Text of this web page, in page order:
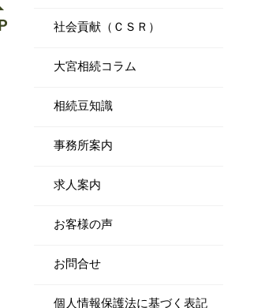
社会貢献（ＣＳＲ）
大宮相続コラム
相続豆知識
事務所案内
求人案内
お客様の声
お問合せ
個人情報保護法に基づく表記